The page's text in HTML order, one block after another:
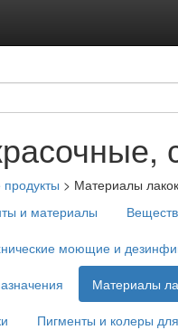
> Материалы
и материалы
моющие и
Материалы
Пигменты и колеры